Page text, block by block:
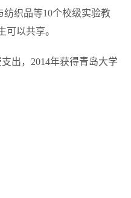
织品等10个校级实验教
以共享。
出，2014年获得青岛大学